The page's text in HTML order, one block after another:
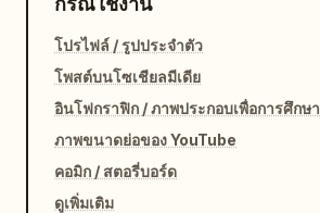
โปรไฟล์ / รูปประจำตัว
โพสต์บนโซเชียลมีเดีย
อินโฟกราฟิก / ภาพประกอบเพื่อการศึกษา
ภาพขนาดย่อของ YouTube
คอมิก / สตอรี่บอร์ด
ดูเพิ่มเติม